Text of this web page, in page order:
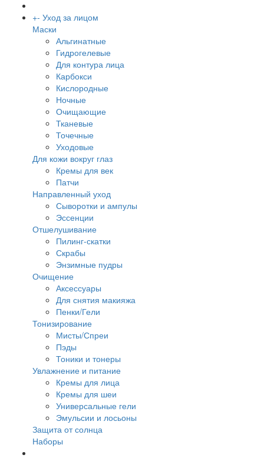
+- Уход за лицом
Маски
Альгинатные
Гидрогелевые
Для контура лица
Карбокси
Кислородные
Ночные
Очищающие
Тканевые
Точечные
Уходовые
Для кожи вокруг глаз
Кремы для век
Патчи
Направленный уход
Сыворотки и ампулы
Эссенции
Отшелушивание
Пилинг-скатки
Скрабы
Энзимные пудры
Очищение
Аксессуары
Для снятия макияжа
Пенки/Гели
Тонизирование
Мисты/Спреи
Пэды
Тоники и тонеры
Увлажнение и питание
Кремы для лица
Кремы для шеи
Универсальные гели
Эмульсии и лосьоны
Защита от солнца
Наборы